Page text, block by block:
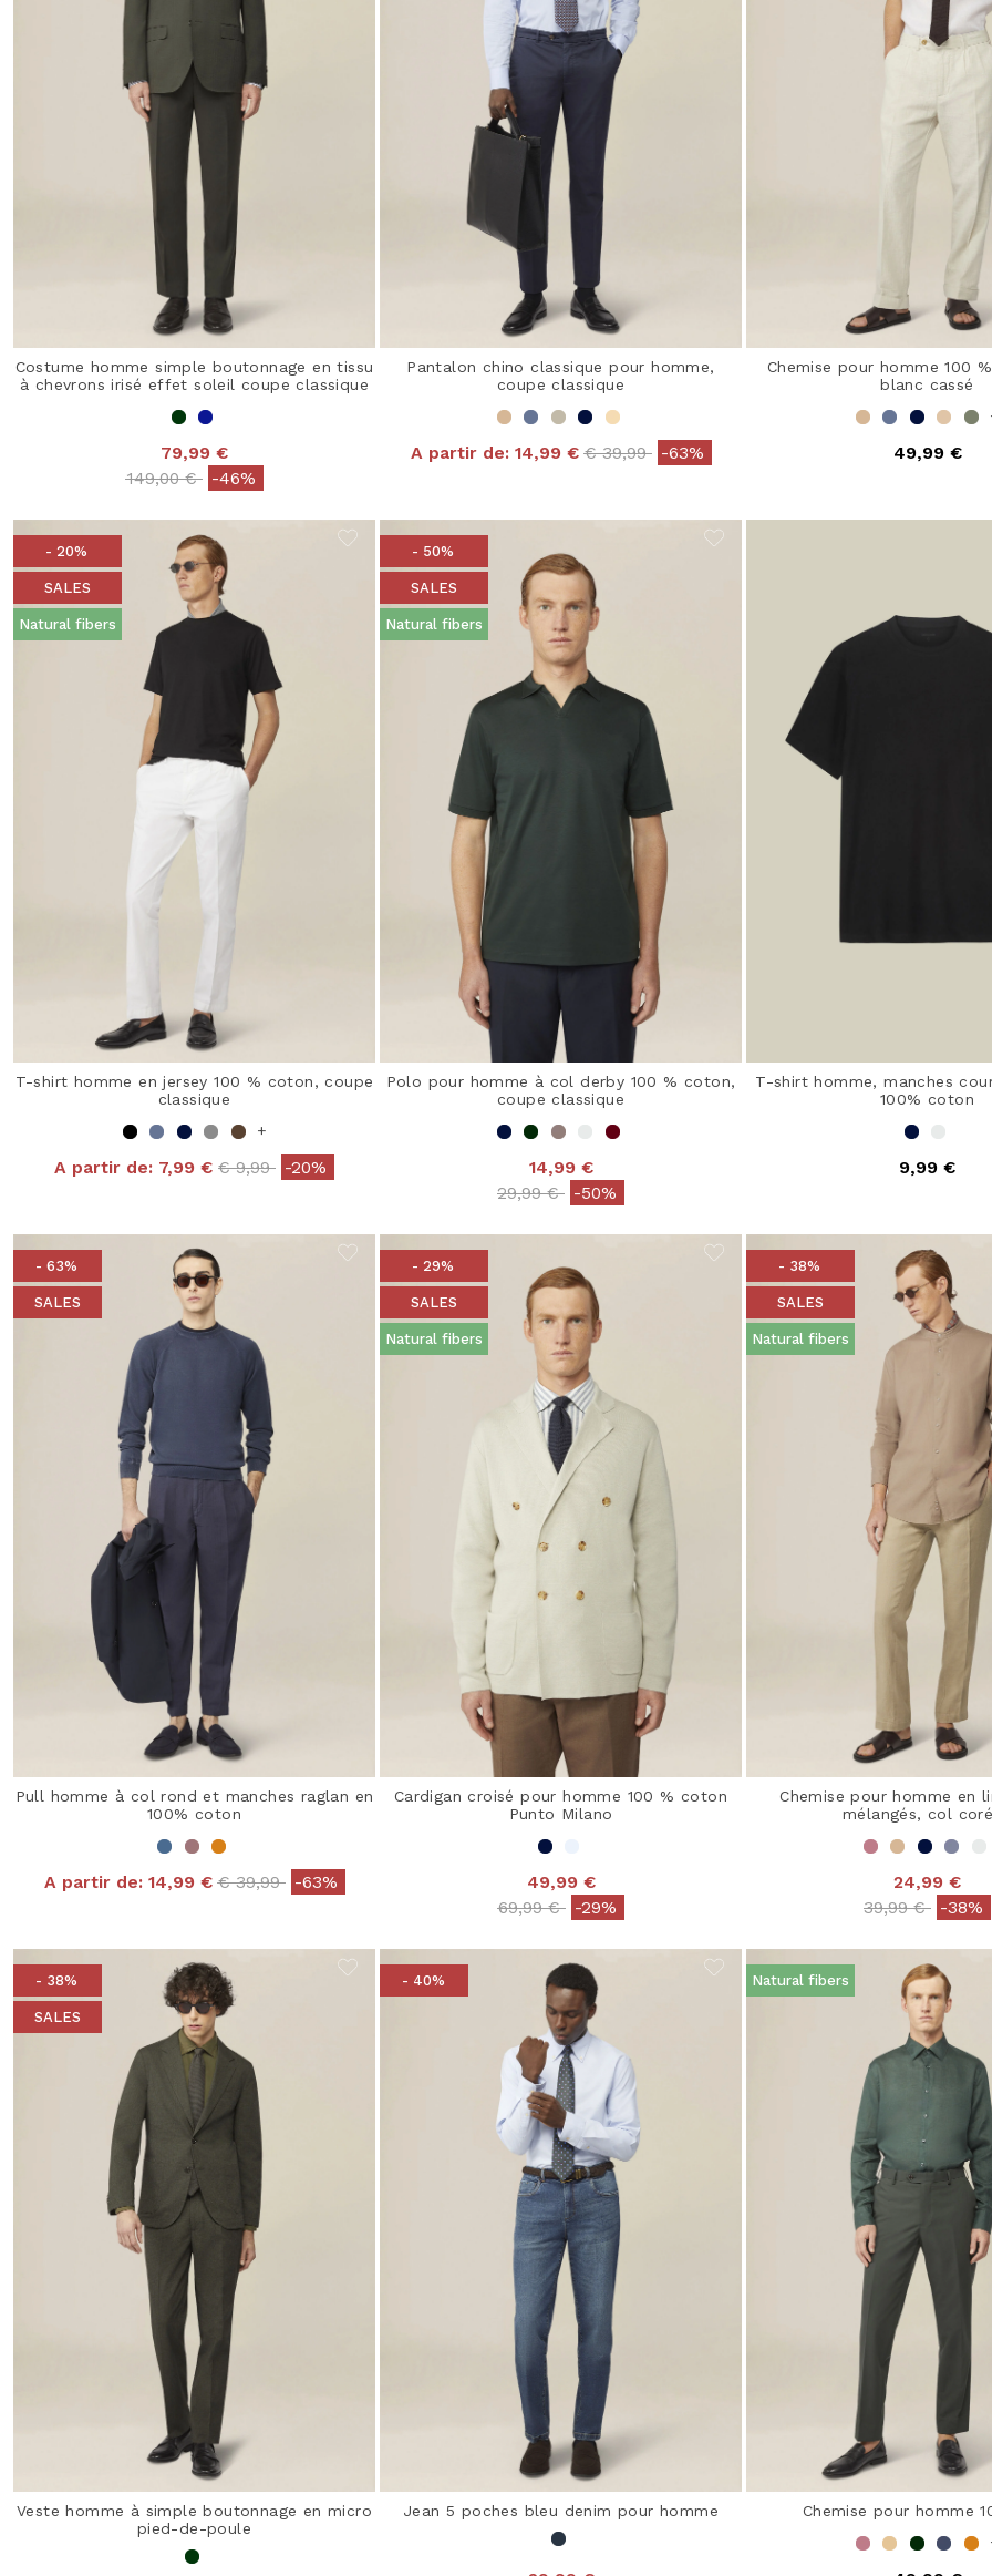
Costume homme simple boutonnage en tissu
à chevrons irisé effet soleil coupe classique
79,99 €
Price reduced from
149,00 €to-46%
Pantalon chino classique pour homme,
coupe classique
A partir de: 14,99 € Price reduced from
€ 39,99to-63%
Chemise pour homme 100
blanc cassé
49,99 €
- 20%
SALES
Natural fibers
T-shirt homme en jersey 100 % coton, coupe
classique
+
A partir de: 7,99 € Price reduced from
€ 9,99to-20%
- 50%
SALES
Natural fibers
Polo pour homme à col derby 100 % coton,
coupe classique
14,99 €
Price reduced from
29,99 €to-50%
T-shirt homme, manches
100% coton
9,99 €
- 63%
SALES
Pull homme à col rond et manches raglan en
100% coton
A partir de: 14,99 € Price reduced from
€ 39,99to-63%
- 29%
SALES
Natural fibers
Cardigan croisé pour homme 100 % coton
Punto Milano
49,99 €
Price reduced from
69,99 €to-29%
- 38%
SALES
Natural fibers
Chemise pour homme en
mélangés, col
24,99 €
Price reduced
39,99 €to-38%
- 38%
SALES
Veste homme à simple boutonnage en micro
pied-de-poule
- 40%
Jean 5 poches bleu denim pour homme
Natural fibers
Chemise pour homme